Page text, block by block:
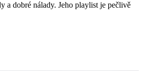
a dobré nálady. Jeho playlist je pečlivě